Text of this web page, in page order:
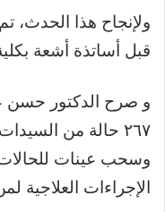
ولإنجاح هذا الحدث،
قبل أساتذة أشعة
و صرح الدكتور حسن
٢٦٧ حالة من
وسحب عينات للحالات
الإجراءات العلاجية